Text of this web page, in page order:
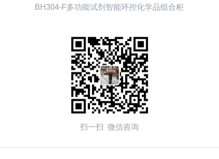
BH304-F多功能试剂智能环控化学品组合柜
扫一扫 微信咨询